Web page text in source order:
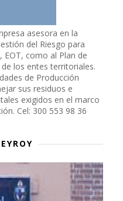
asesora en la
del Riesgo para
EOT, como al Plan de
los entes territoriales.
de Producción
sus residuos e
exigidos en el marco
Cel: 300 553 98 36